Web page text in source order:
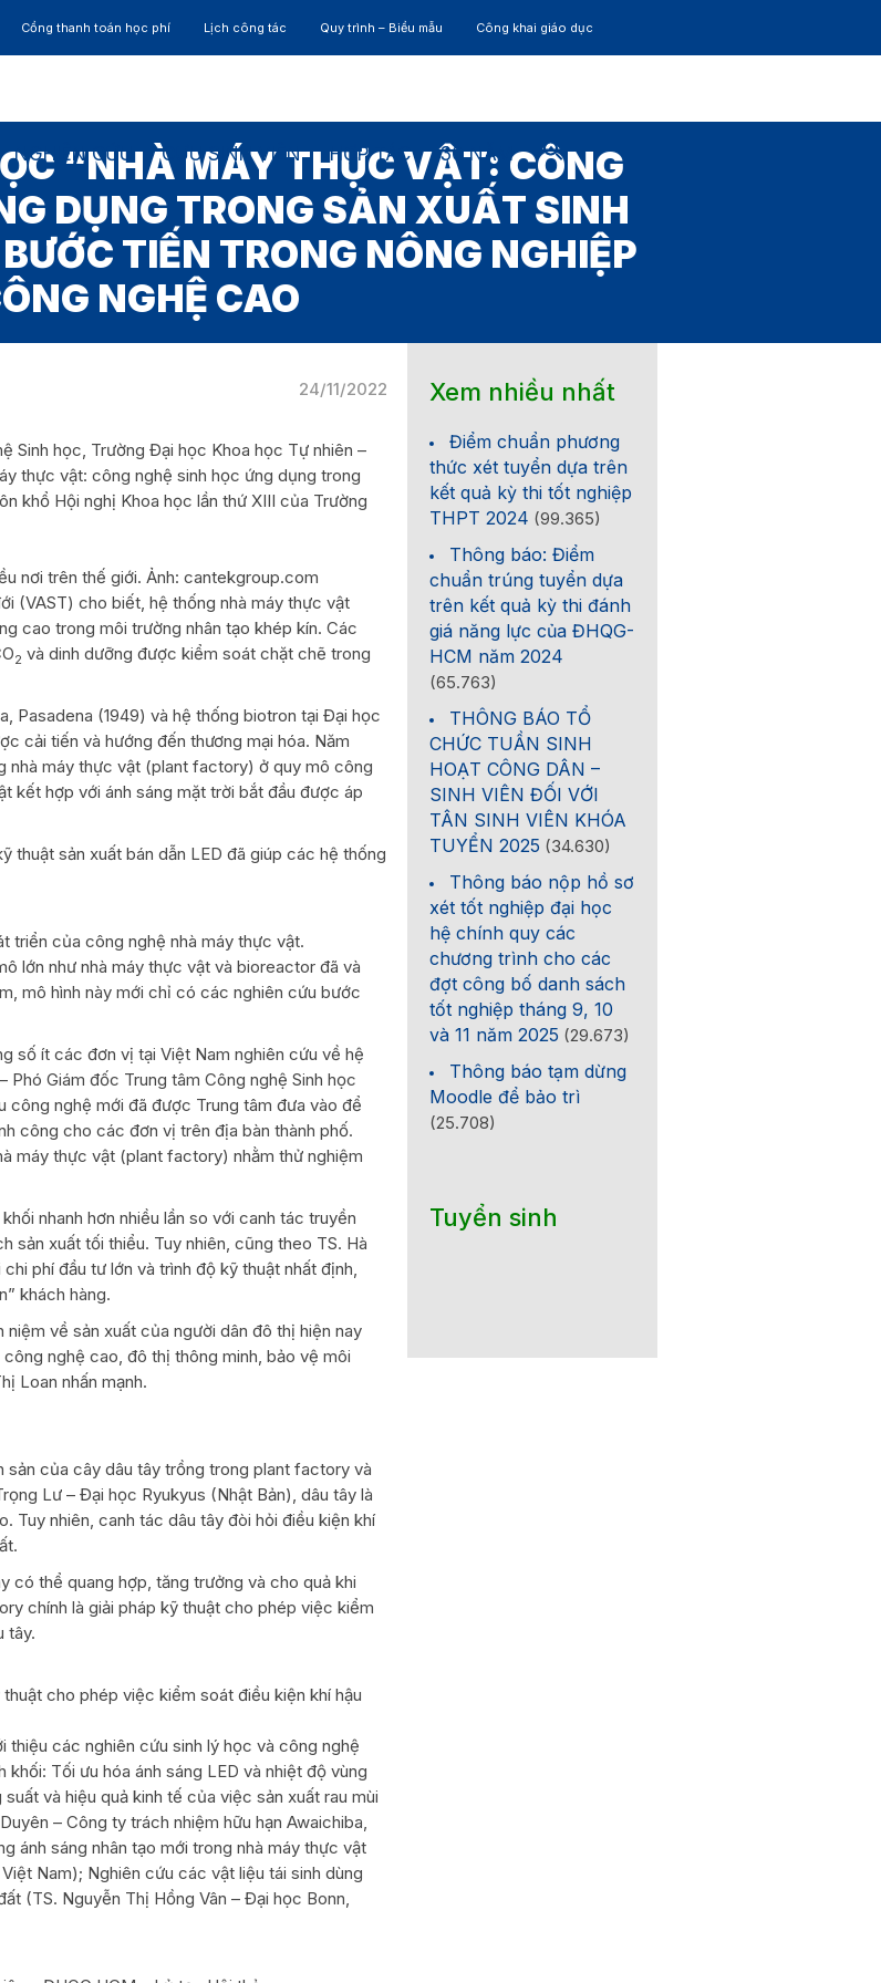
Cổng thanh toán học phí Lịch công tác Quy trình – Biểu mẫu Công khai giáo dục
NGHIÊN CỨU CỰU SINH VIÊN HỢP TÁC 30 NĂM
“NHÀ MÁY THỰC VẬT: CÔNG
DỤNG TRONG SẢN XUẤT SINH
TIẾN TRONG NÔNG NGHIỆP
NGHỆ CAO
24/11/2022
Sinh học, Trường Đại học Khoa học Tự nhiên –
thực vật: công nghệ sinh học ứng dụng trong
khổ Hội nghị Khoa học lần thứ XIII của Trường
nơi trên thế giới. Ảnh: cantekgroup.com
(VAST) cho biết, hệ thống nhà máy thực vật
cao trong môi trường nhân tạo khép kín. Các
2 và dinh dưỡng được kiểm soát chặt chẽ trong
Pasadena (1949) và hệ thống biotron tại Đại học
cải tiến và hướng đến thương mại hóa. Năm
nhà máy thực vật (plant factory) ở quy mô công
kết hợp với ánh sáng mặt trời bắt đầu được áp
sản xuất bán dẫn LED đã giúp các hệ thống
triển của công nghệ nhà máy thực vật.
lớn như nhà máy thực vật và bioreactor đã và
mô hình này mới chỉ có các nghiên cứu bước
số ít các đơn vị tại Việt Nam nghiên cứu về hệ
Giám đốc Trung tâm Công nghệ Sinh học
công nghệ mới đã được Trung tâm đưa vào để
công cho các đơn vị trên địa bàn thành phố.
máy thực vật (plant factory) nhằm thử nghiệm
nhanh hơn nhiều lần so với canh tác truyền
sản xuất tối thiểu. Tuy nhiên, cũng theo TS. Hà
phí đầu tư lớn và trình độ kỹ thuật nhất định,
khách hàng.
về sản xuất của người dân đô thị hiện nay
nghệ cao, đô thị thông minh, bảo vệ môi
Loan nhấn mạnh.
sản của cây dâu tây trồng trong plant factory và
Lư – Đại học Ryukyus (Nhật Bản), dâu tây là
Tuy nhiên, canh tác dâu tây đòi hỏi điều kiện khí
có thể quang hợp, tăng trưởng và cho quả khi
chính là giải pháp kỹ thuật cho phép việc kiểm
tây.
cho phép việc kiểm soát điều kiện khí hậu
thiệu các nghiên cứu sinh lý học và công nghệ
Tối ưu hóa ánh sáng LED và nhiệt độ vùng
và hiệu quả kinh tế của việc sản xuất rau mùi
– Công ty trách nhiệm hữu hạn Awaichiba,
ánh sáng nhân tạo mới trong nhà máy thực vật
Nam); Nghiên cứu các vật liệu tái sinh dùng
(TS. Nguyễn Thị Hồng Vân – Đại học Bonn,
Xem nhiều nhất
Điểm chuẩn phương
thức xét tuyển dựa trên
kết quả kỳ thi tốt nghiệp
THPT 2024 (99.365)
Thông báo: Điểm
chuẩn trúng tuyển dựa
trên kết quả kỳ thi đánh
giá năng lực của ĐHQG-
HCM năm 2024
(65.763)
THÔNG BÁO TỔ
CHỨC TUẦN SINH
HOẠT CÔNG DÂN –
SINH VIÊN ĐỐI VỚI
TÂN SINH VIÊN KHÓA
TUYỂN 2025 (34.630)
Thông báo nộp hồ sơ
xét tốt nghiệp đại học
hệ chính quy các
chương trình cho các
đợt công bố danh sách
tốt nghiệp tháng 9, 10
và 11 năm 2025 (29.673)
Thông báo tạm dừng
Moodle để bảo trì
(25.708)
Tuyển sinh